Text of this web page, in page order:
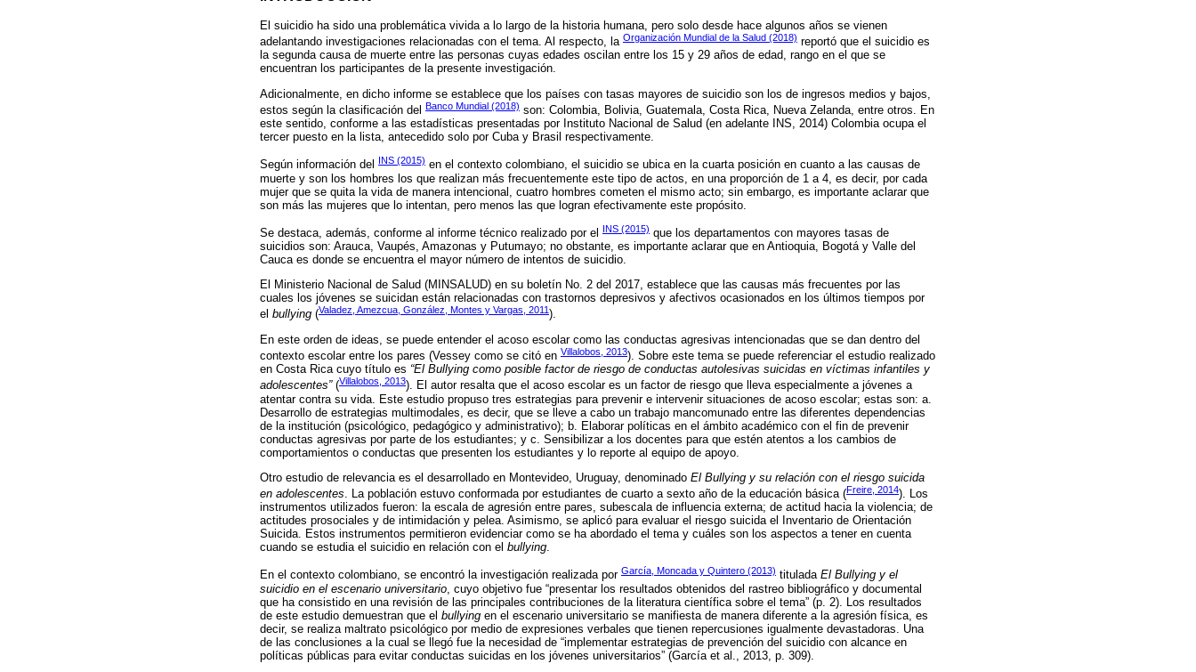
El suicidio ha sido una problemática vivida a lo largo de la historia humana, pero solo desde hace algunos años se vienen
adelantando investigaciones relacionadas con el tema. Al respecto, la Organización Mundial de la Salud (2018) reportó que el suicidio es
la segunda causa de muerte entre las personas cuyas edades oscilan entre los 15 y 29 años de edad, rango en el que se
encuentran los participantes de la presente investigación.
Adicionalmente, en dicho informe se establece que los países con tasas mayores de suicidio son los de ingresos medios y bajos,
estos según la clasificación del Banco Mundial (2018) son: Colombia, Bolivia, Guatemala, Costa Rica, Nueva Zelanda, entre otros. En
este sentido, conforme a las estadísticas presentadas por Instituto Nacional de Salud (en adelante INS, 2014) Colombia ocupa el
tercer puesto en la lista, antecedido solo por Cuba y Brasil respectivamente.
Según información del INS (2015) en el contexto colombiano, el suicidio se ubica en la cuarta posición en cuanto a las causas de
muerte y son los hombres los que realizan más frecuentemente este tipo de actos, en una proporción de 1 a 4, es decir, por cada
mujer que se quita la vida de manera intencional, cuatro hombres cometen el mismo acto; sin embargo, es importante aclarar que
son más las mujeres que lo intentan, pero menos las que logran efectivamente este propósito.
Se destaca, además, conforme al informe técnico realizado por el INS (2015) que los departamentos con mayores tasas de
suicidios son: Arauca, Vaupés, Amazonas y Putumayo; no obstante, es importante aclarar que en Antioquia, Bogotá y Valle del
Cauca es donde se encuentra el mayor número de intentos de suicidio.
El Ministerio Nacional de Salud (MINSALUD) en su boletín No. 2 del 2017, establece que las causas más frecuentes por las
cuales los jóvenes se suicidan están relacionadas con trastornos depresivos y afectivos ocasionados en los últimos tiempos por
el bullying (Valadez, Amezcua, González, Montes y Vargas, 2011 ).
En este orden de ideas, se puede entender el acoso escolar como las conductas agresivas intencionadas que se dan dentro del
contexto escolar entre los pares (Vessey como se citó en Villalobos, 2013). Sobre este tema se puede referenciar el estudio realizado
en Costa Rica cuyo título es “El Bullying como posible factor de riesgo de conductas autolesivas suicidas en víctimas infantiles y
adolescentes”(Villalobos, 2013). El autor resalta que el acoso escolar es un factor de riesgo que lleva especialmente a jóvenes a
atentar contra su vida. Este estudio propuso tres estrategias para prevenir e intervenir situaciones de acoso escolar; estas son: a.
Desarrollo de estrategias multimodales, es decir, que se lleve a cabo un trabajo mancomunado entre las diferentes dependencias
de la institución (psicológico, pedagógico y administrativo); b. Elaborar políticas en el ámbito académico con el fin de prevenir
conductas agresivas por parte de los estudiantes; y c. Sensibilizar a los docentes para que estén atentos a los cambios de
comportamientos o conductas que presenten los estudiantes y lo reporte al equipo de apoyo.
Otro estudio de relevancia es el desarrollado en Montevideo, Uruguay, denominado El Bullying y su relación con el riesgo suicida
en adolescentes. La población estuvo conformada por estudiantes de cuarto a sexto año de la educación básica (Freire, 2014). Los
instrumentos utilizados fueron: la escala de agresión entre pares, subescala de influencia externa; de actitud hacia la violencia; de
actitudes prosociales y de intimidación y pelea. Asimismo, se aplicó para evaluar el riesgo suicida el Inventario de Orientación
Suicida. Estos instrumentos permitieron evidenciar como se ha abordado el tema y cuáles son los aspectos a tener en cuenta
cuando se estudia el suicidio en relación con el bullying.
En el contexto colombiano, se encontró la investigación realizada por García, Moncada y Quintero (2013) titulada El Bullying y el
suicidio en el escenario universitario , cuyo objetivo fue “presentar los resultados obtenidos del rastreo bibliográfico y documental
que ha consistido en una revisión de las principales contribuciones de la literatura científica sobre el tema” (p. 2). Los resultados
de este estudio demuestran que el bullying en el escenario universitario se manifiesta de manera diferente a la agresión física, es
decir, se realiza maltrato psicológico por medio de expresiones verbales que tienen repercusiones igualmente devastadoras. Una
de las conclusiones a la cual se llegó fue la necesidad de “implementar estrategias de prevención del suicidio con alcance en
políticas públicas para evitar conductas suicidas en los jóvenes universitarios” (García et al., 2013, p. 309).